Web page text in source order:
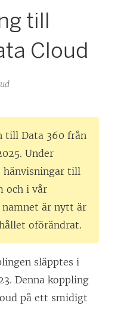
till
Cloud
till Data 360 från
Under
hänvisningar till
och i vår
är nytt är
oförändrat.
släpptes i
Denna koppling
på ett smidigt